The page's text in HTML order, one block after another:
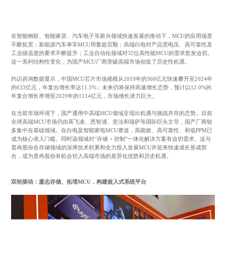
在智能物联、智能家居、汽车电子等新兴领域快速发展的推动下，MCU的应用场景
不断拓宽：新能源汽车单车MCU用量超百颗；高端白电对产品宽电压、高可靠性及
工业级温度的要求不断提升；工业自动化领域对32位高性能MCU的需求愈发迫切。
这一系列结构性变化，为国产MCU厂商突破高端市场创造了历史性机遇。
灼识咨询数据显示，中国MCU芯片市场规模从2019年的368亿元快速攀升至2024年
的633亿元，年复合增长率达11.5%；未来仍将保持高速增长态势，预计以12.0%的
年复合增长率增至2029年的1114亿元，市场增长潜力巨大。
在当前市场环境下，国产通用中高端MCU领域呈现出机遇与挑战并存的态势。目前
全球高端MCU市场仍由英飞凌、恩智浦、意法和瑞萨等国际巨头主导，国产厂商较
多集中在基础领域。在白电及智能家电MCU赛道，高能效、高可靠性、和低PPM已
成为核心准入门槛。同时该领域对“存储 + 控制”一体化解决方案有迫切需求。这与
普冉股份在存储领域的深厚技术积累和全力投入发展MCU并迎来快速成长形成契
合，成为普冉股份有机会切入高端市场的差异化优势和历史机遇。
双轮驱动：凝志存储、拓境MCU，构建嵌入式系统平台